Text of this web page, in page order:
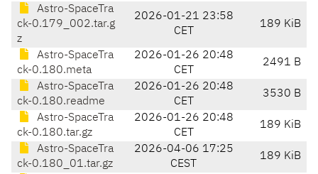
Astro-SpaceTra
ck-0.179_002.tar.g
z
2026-01-21 23:58
CET
189 KiB
Astro-SpaceTra
ck-0.180.meta
2026-01-26 20:48
CET
2491 B
Astro-SpaceTra
ck-0.180.readme
2026-01-26 20:48
CET
3530 B
Astro-SpaceTra
ck-0.180.tar.gz
2026-01-26 20:48
CET
189 KiB
Astro-SpaceTra
ck-0.180_01.tar.gz
2026-04-06 17:25
CEST
189 KiB